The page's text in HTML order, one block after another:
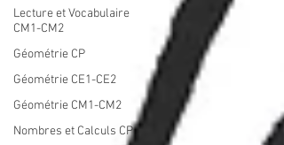
Lecture et Vocabulaire
CM1-CM2
Géométrie CP
Géométrie CE1-CE2
Géométrie CM1-CM2
Nombres et Calculs CP